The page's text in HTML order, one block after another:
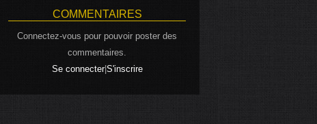
COMMENTAIRES
Connectez-vous pour pouvoir poster des
commentaires.
Se connecter|S'inscrire